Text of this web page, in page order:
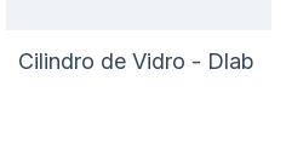
Cilindro de Vidro - Dlab